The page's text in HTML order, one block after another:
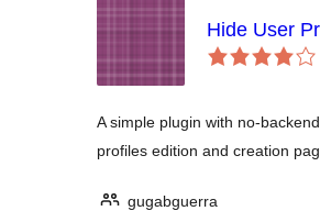
Hide User
A simple plugin with no-
profiles edition and creation
gugabguerra